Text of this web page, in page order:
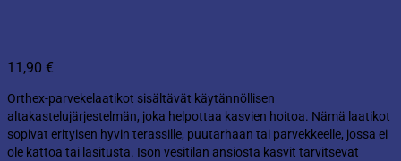
11,90 €
Orthex-parvekelaatikot sisältävät käytännöllisen
altakastelujärjestelmän, joka helpottaa kasvien hoitoa. Nämä laatikot
sopivat erityisen hyvin terassille, puutarhaan tai parvekkeelle, jossa ei
ole kattoa tai lasitusta. Ison vesitilan ansiosta kasvit tarvitsevat